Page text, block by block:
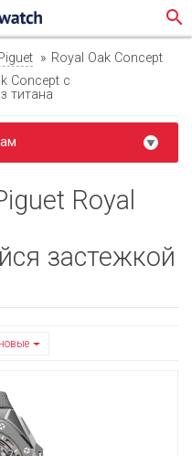
search
Royal Oak Concept
Concept с
титана
Royal
застежкой